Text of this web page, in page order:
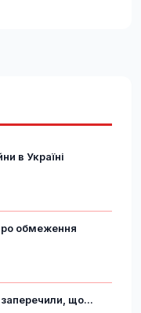
в Україні
обмеження
що...